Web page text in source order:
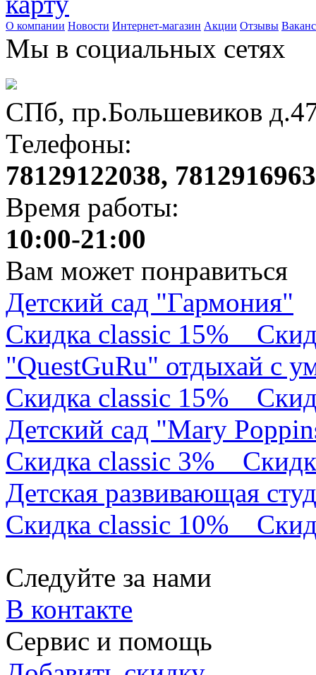
О компании Новости Интернет-магазин Акции Отзывы
Мы в социальных сетях
СПб, пр.Большевиков
Телефоны:
78129122038,
Время работы:
10:00-21:00
Вам может понравиться
Детский сад "Гармония"
Скидка classic 15%
"QuestGuRu" отдыхай с
Скидка classic 15%
Детский сад "Mary
Скидка classic 3%
Детская развивающая
Скидка classic 10%
Следуйте за нами
В контакте
Сервис и помощь